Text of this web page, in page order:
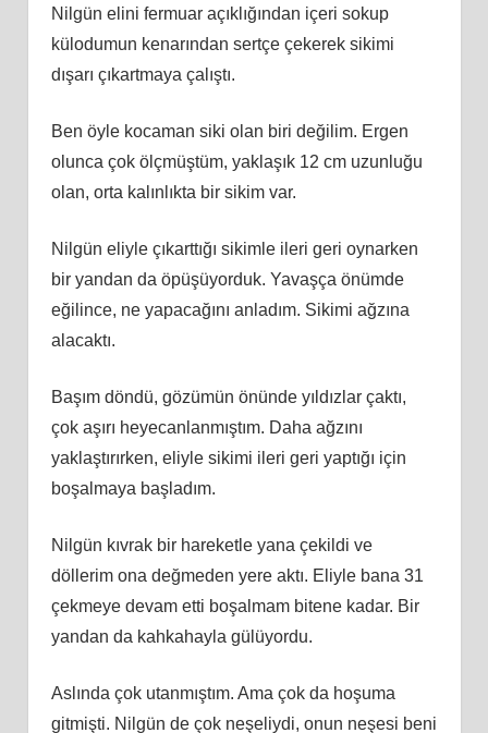
Nilgün elini fermuar açıklığından içeri sokup
külodumun kenarından sertçe çekerek sikimi
dışarı çıkartmaya çalıştı.
Ben öyle kocaman siki olan biri değilim. Ergen
olunca çok ölçmüştüm, yaklaşık 12 cm uzunluğu
olan, orta kalınlıkta bir sikim var.
Nilgün eliyle çıkarttığı sikimle ileri geri oynarken
bir yandan da öpüşüyorduk. Yavaşça önümde
eğilince, ne yapacağını anladım. Sikimi ağzına
alacaktı.
Başım döndü, gözümün önünde yıldızlar çaktı,
çok aşırı heyecanlanmıştım. Daha ağzını
yaklaştırırken, eliyle sikimi ileri geri yaptığı için
boşalmaya başladım.
Nilgün kıvrak bir hareketle yana çekildi ve
döllerim ona değmeden yere aktı. Eliyle bana 31
çekmeye devam etti boşalmam bitene kadar. Bir
yandan da kahkahayla gülüyordu.
Aslında çok utanmıştım. Ama çok da hoşuma
gitmişti. Nilgün de çok neşeliydi, onun neşesi beni